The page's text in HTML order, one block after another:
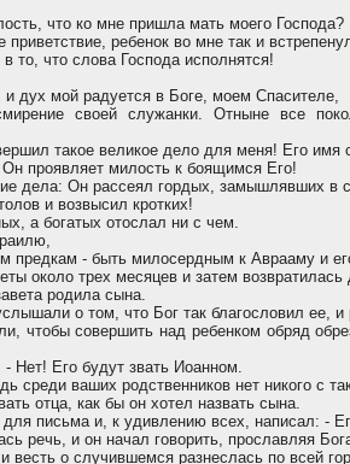
что ко мне пришла мать моего Господа?
ребенок во мне так и
то, что слова Господа исполнятся!
дух мой радуется в Боге, моем Спасителе,
своей служанки. Отныне все
такое великое дело для меня! Его имя
проявляет милость к боящимся Его!
дела: Он рассеял гордых, замышлявших в
и возвысил кротких!
а богатых отослал ни с чем.
предкам - быть милосердным к Aврааму и
около трех месяцев и затем возвратилась
родила сына.
о том, что Бог так благословил ее,
чтобы совершить над ребенком обряд
- Нет! Его будут звать Иоанном.
среди ваших родственников нет никого с
отца, как бы он хотел назвать сына.
для письма и, к удивлению всех, написал: -
речь, и он начал говорить, прославляя
весть о случившемся разнеслась по всей